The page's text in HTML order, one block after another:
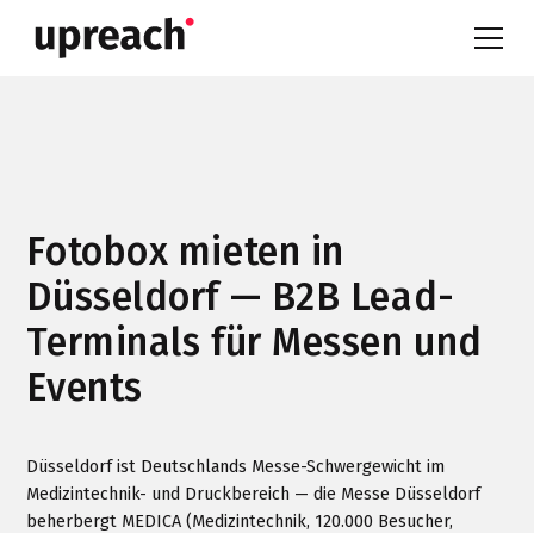
Fotobox mieten in
Düsseldorf — B2B Lead-
Terminals für Messen und
Events
Düsseldorf ist Deutschlands Messe-Schwergewicht im
Medizintechnik- und Druckbereich — die Messe Düsseldorf
beherbergt MEDICA (Medizintechnik, 120.000 Besucher,